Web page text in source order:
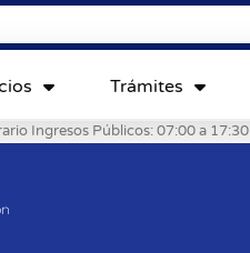
Trámites
Ingresos Públicos: 07:00 a 17:30